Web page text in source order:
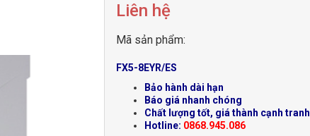
Liên hệ
Mã sản phẩm:
FX5-8EYR/ES
Bảo hành dài hạn
Báo giá nhanh chóng
Chất lượng tốt, giá thành cạnh tranh
Hotline: 0868.945.086